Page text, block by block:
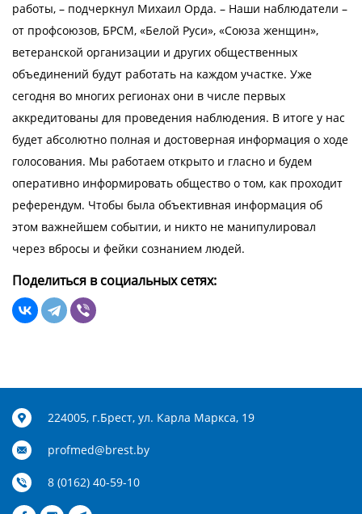
работы, – подчеркнул Михаил Орда. – Наши наблюдатели –
от профсоюзов, БРСМ, «Белой Руси», «Союза женщин»,
ветеранской организации и других общественных
объединений будут работать на каждом участке. Уже
сегодня во многих регионах они в числе первых
аккредитованы для проведения наблюдения. В итоге у нас
будет абсолютно полная и достоверная информация о ходе
голосования. Мы работаем открыто и гласно и будем
оперативно информировать общество о том, как проходит
референдум. Чтобы была объективная информация об
этом важнейшем событии, и никто не манипулировал
через вбросы и фейки сознанием людей.
Поделиться в социальных сетях:
224005, г.Брест, ул. Карла Маркса, 19
profmed@brest.by
8 (0162) 40-59-10